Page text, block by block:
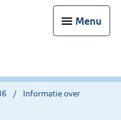
Menu
Informatie over